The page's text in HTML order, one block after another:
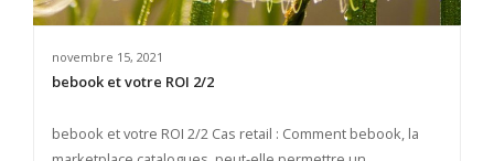
novembre 15, 2021
bebook et votre ROI 2/2
bebook et votre ROI 2/2 Cas retail : Comment bebook, la